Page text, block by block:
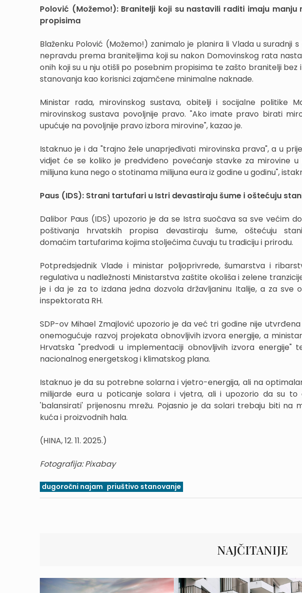
Polović (Možemo!): Branitelji koji su nastavili raditi imaju
propisima
Blaženku Polović (Možemo!) zanimalo je planira li Vlada u suradnji
nepravdu prema braniteljima koji su nakon Domovinskog rata
onih koji su u nju otišli po posebnim propisima te zašto branitelji
stanovanja kao korisnici zajamčene minimalne naknade.
Ministar rada, mirovinskog sustava, obitelji i socijalne politike
mirovinskog sustava povoljnije pravo. "Ako imate pravo birati
upućuje na povoljnije pravo izbora mirovine", kazao je.
Istaknuo je i da "trajno žele unaprjeđivati mirovinska prava", a u
vidjet će se koliko je predviđeno povećanje stavke za mirovine
milijuna kuna nego o stotinama milijuna eura iz godine u godinu",
Paus (IDS): Strani tartufari u Istri devastiraju šume i oštećuju
Dalibor Paus (IDS) upozorio je da se Istra suočava sa sve većim
poštivanja hrvatskih propisa devastiraju šume, oštećuju
domaćim tartufarima kojima stoljećima čuvaju tu tradiciju i prirodu.
Potpredsjednik Vlade i ministar poljoprivrede, šumarstva i
regulativa u nadležnosti Ministarstva zaštite okoliša i zelene
je i da je za to izdana jedna dozvola državljaninu Italije, a za sve
inspektorata RH.
SDP-ov Mihael Zmajlović upozorio je da već tri godine nije
onemogućuje razvoj projekata obnovljivih izvora energije, a
Hrvatska "predvodi u implementaciji obnovljivih izvora
nacionalnog energetskog i klimatskog plana.
Istaknuo je da su potrebne solarna i vjetro-energija, ali na
milijarde eura u poticanje solara i vjetra, ali i upozorio da su
'balansirati' prijenosnu mrežu. Pojasnio je da solari trebaju biti na
kuća i proizvodnih hala.
(HINA, 12. 11. 2025.)
Fotografija: Pixabay
dugoročni najam priuštivo stanovanje
NAJČITANIJE